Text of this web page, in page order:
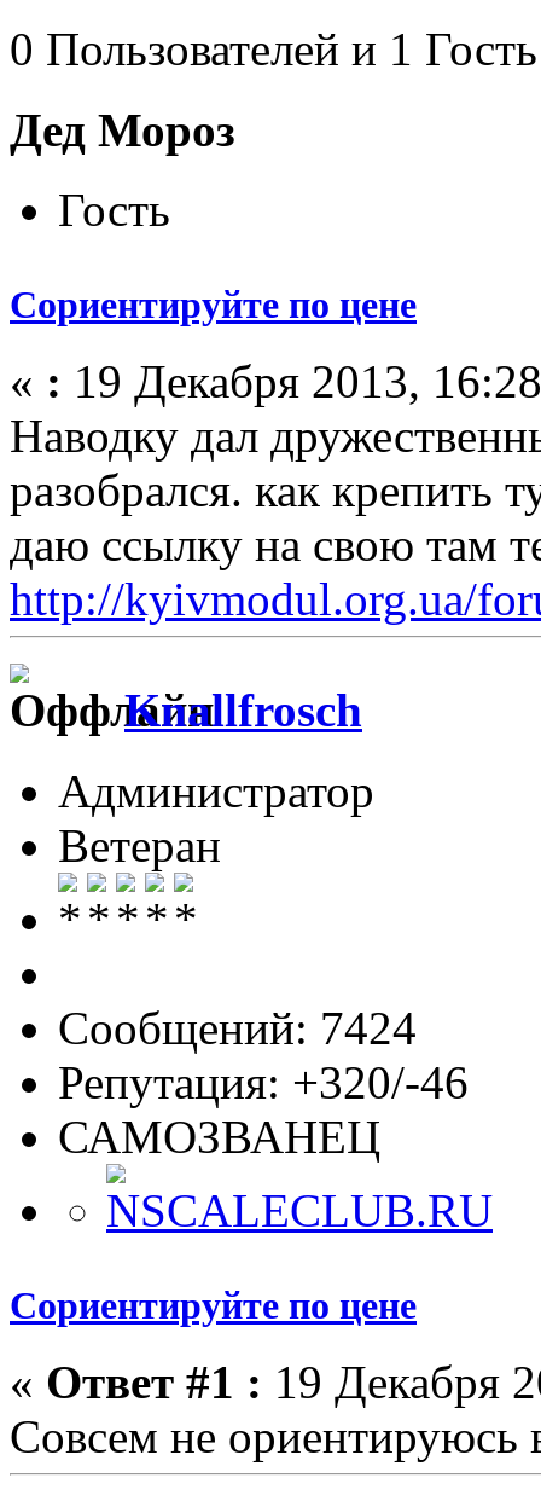
0 Пользователей и 1
Дед Мороз
Гость
Сориентируйте по цене
« : 19 Декабря 2013,
Наводку дал
разобрался. как крепить
даю ссылку на свою там
http://kyivmodul.org.ua/
Knallfrosch
Администратор
Ветеран
Сообщений: 7424
Репутация: +320/-46
САМОЗВАНЕЦ
Сориентируйте по цене
« Ответ #1 : 19 Декабря
Совсем не ориентируюсь